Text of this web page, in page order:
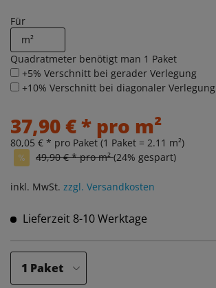
Für
Quadratmeter benötigt man 1 Paket
+5% Verschnitt bei gerader Verlegung
+10% Verschnitt bei diagonaler Verlegung
37,90 € * pro m²
80,05 € * pro Paket (1 Paket = 2.11 m²)
49,90 € * pro m²(24% gespart)
inkl. MwSt. zzgl. Versandkosten
Lieferzeit 8-10 Werktage